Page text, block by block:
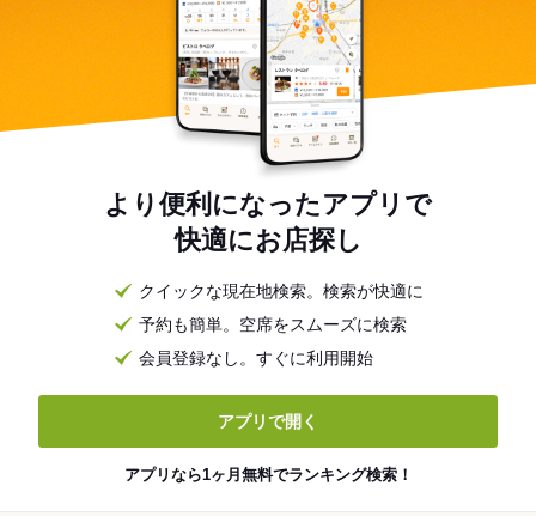
より便利になったアプリで
快適にお店探し
クイックな現在地検索。検索が快適に
予約も簡単。空席をスムーズに検索
会員登録なし。すぐに利用開始
アプリで開く
アプリなら1ヶ月無料でランキング検索！